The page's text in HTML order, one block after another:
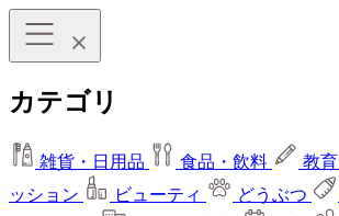
カテゴリ
雑貨・日用品 食品・飲料 教育
ッション
ビューティ どうぶつ